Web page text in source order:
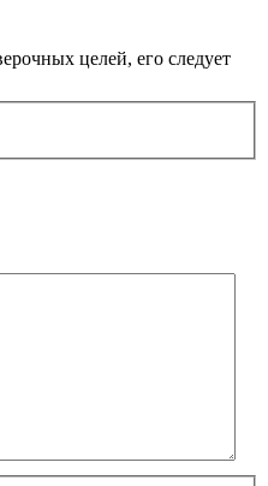
целей, его следует